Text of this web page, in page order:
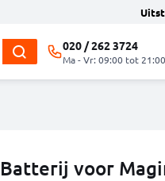
020 / 262 3724
Ma - Vr: 09:00 tot 21:00
Batterij voor